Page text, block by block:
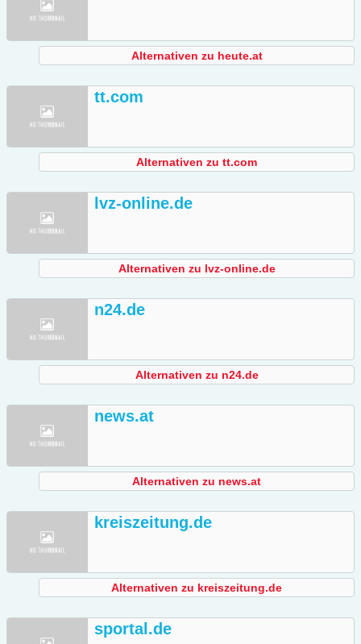
Alternativen zu heute.at
tt.com
Alternativen zu tt.com
lvz-online.de
Alternativen zu lvz-online.de
n24.de
Alternativen zu n24.de
news.at
Alternativen zu news.at
kreiszeitung.de
Alternativen zu kreiszeitung.de
sportal.de